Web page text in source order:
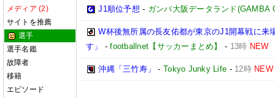
メディア (2)
サイトを推薦
選手
選手名鑑
故障者
移籍
エピソード
J1順位予想 - ガンバ大阪データランド(GAMBA
W杯後無所属の長友佑都が東京のJ1開幕戦に来
す」
-footballnet【サッカーまとめ】 - 13時 NEW
沖縄「三竹寿」 - Tokyo Junky Life - 12時 NEW